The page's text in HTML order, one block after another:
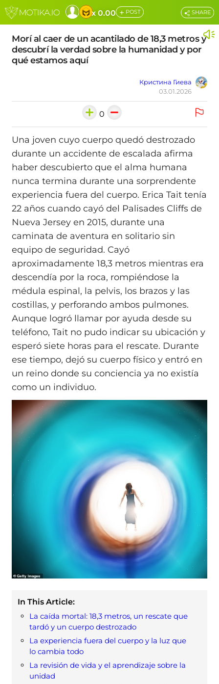
x 0.00 + POST
Morí al caer de un acantilado de 18,3 metros y
descubrí la verdad sobre la humanidad y por
qué estamos aquí
Кристина Гиева
03.01.2026
SHARE
0
Una joven cuyo cuerpo quedó destrozado
durante un accidente de escalada afirma
haber descubierto que el alma humana
nunca termina durante una sorprendente
experiencia fuera del cuerpo. Erica Tait tenía
22 años cuando cayó del Palisades Cliffs de
Nueva Jersey en 2015, durante una
caminata de aventura en solitario sin
equipo de seguridad. Cayó
aproximadamente 18,3 metros mientras era
descendía por la roca, rompiéndose la
médula espinal, la pelvis, los brazos y las
costillas, y perforando ambos pulmones.
Aunque logró llamar por ayuda desde su
teléfono, Tait no pudo indicar su ubicación y
esperó siete horas para el rescate. Durante
ese tiempo, dejó su cuerpo físico y entró en
un reino donde su conciencia ya no existía
como un individuo.
In This Article:
La caída mortal: 18,3 metros, un rescate que
tardó y un cuerpo destrozado
La experiencia fuera del cuerpo y la luz que
lo cambia todo
La revisión de vida y el aprendizaje sobre la
unidad